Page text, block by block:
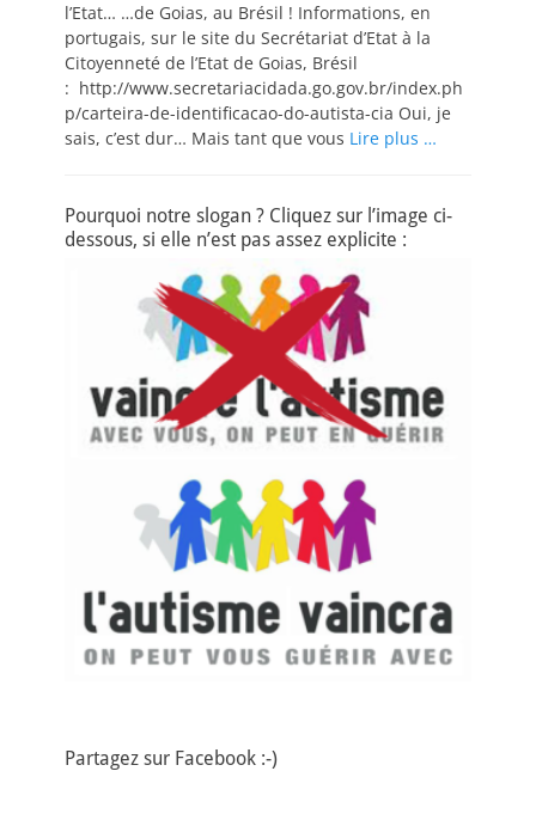
l’Etat… …de Goias, au Brésil ! Informations, en
portugais, sur le site du Secrétariat d’Etat à la
Citoyenneté de l’Etat de Goias, Brésil
: http://www.secretariacidada.go.gov.br/index.ph
p/carteira-de-identificacao-do-autista-cia Oui, je
sais, c’est dur… Mais tant que vous Lire plus …
Pourquoi notre slogan ? Cliquez sur l’image ci-
dessous, si elle n’est pas assez explicite :
Partagez sur Facebook :-)